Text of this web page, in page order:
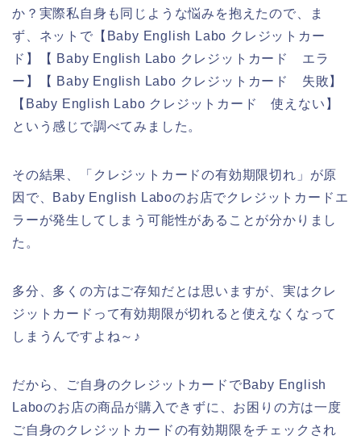
か？実際私自身も同じような悩みを抱えたので、ま
ず、ネットで【Baby English Labo クレジットカー
ド】【 Baby English Labo クレジットカード エラ
ー】【 Baby English Labo クレジットカード 失敗】
【Baby English Labo クレジットカード 使えない】
という感じで調べてみました。
その結果、「クレジットカードの有効期限切れ」が原
因で、Baby English Laboのお店でクレジットカードエ
ラーが発生してしまう可能性があることが分かりまし
た。
多分、多くの方はご存知だとは思いますが、実はクレ
ジットカードって有効期限が切れると使えなくなって
しまうんですよね～♪
だから、ご自身のクレジットカードでBaby English
Laboのお店の商品が購入できずに、お困りの方は一度
ご自身のクレジットカードの有効期限をチェックされ